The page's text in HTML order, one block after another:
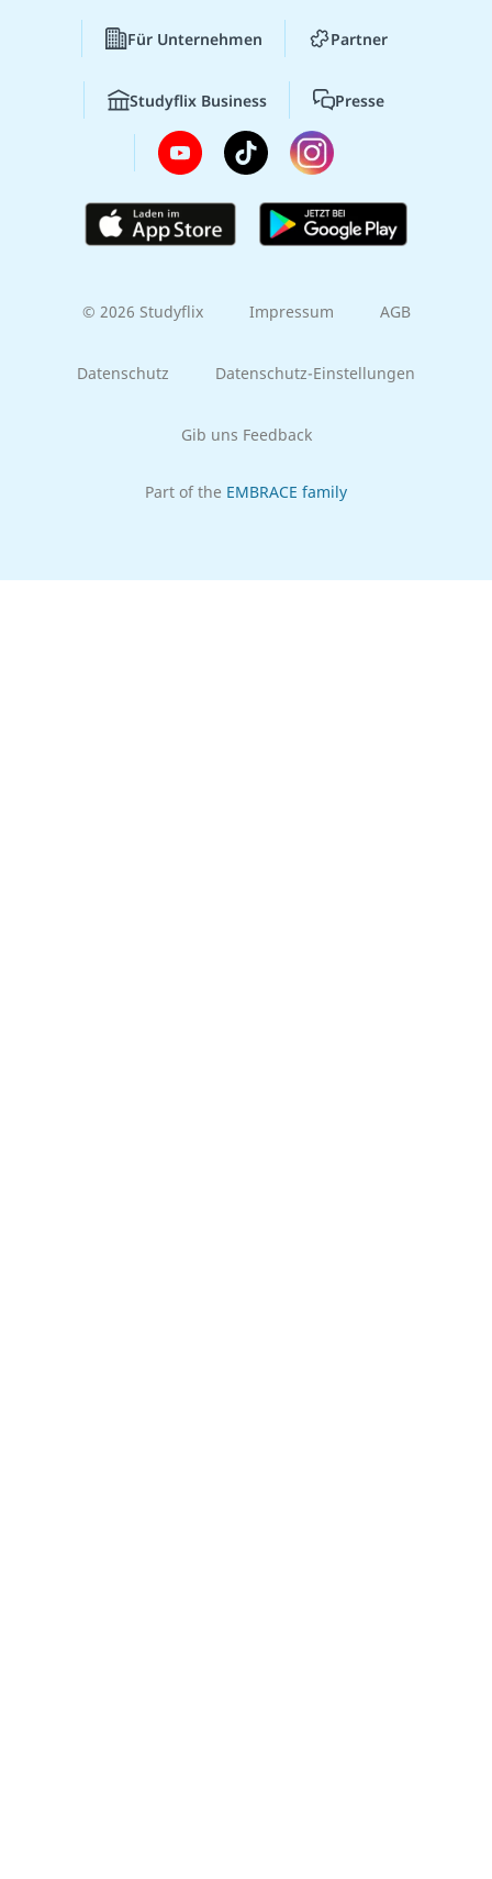
Für Unternehmen Partner
Studyflix Business Presse
© 2026 Studyflix Impressum AGB
Datenschutz Datenschutz-Einstellungen
Gib uns Feedback
Part of the EMBRACE family